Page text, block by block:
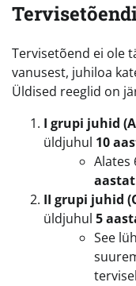
Tervisetõend ei ole
vanusest, juhiloa
Üldised reeglid on
I grupi juhid
üldjuhul 10
Alates
aastat
II grupi juhid
üldjuhul 5
See